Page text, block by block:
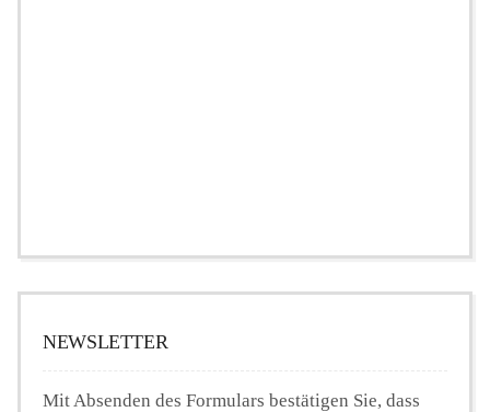
NEWSLETTER
Mit Absenden des Formulars bestätigen Sie, dass